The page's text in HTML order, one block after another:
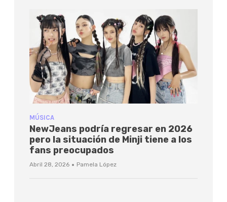
MÚSICA
NewJeans podría regresar en 2026
pero la situación de Minji tiene a los
fans preocupados
Abril 28, 2026 · Pamela López